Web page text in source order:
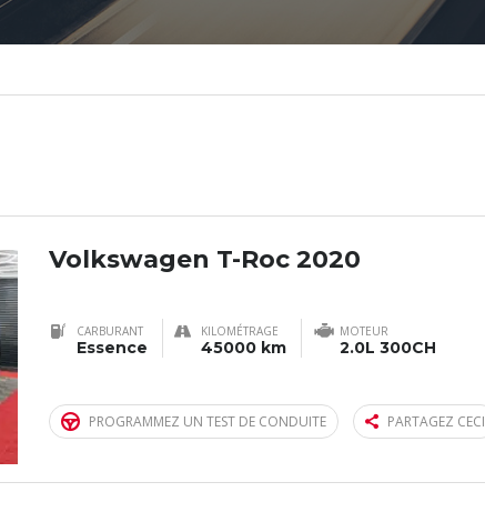
Volkswagen T-Roc 2020
CARBURANT
Essence
KILOMÉTRAGE
45000 km
MOTEUR
2.0L 300CH
PROGRAMMEZ UN TEST DE CONDUITE PARTAGEZ CECI